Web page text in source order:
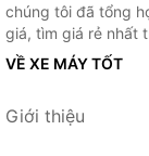
chúng tôi đã tổng
giá, tìm giá rẻ nhất
VỀ XE MÁY TỐT
Giới thiệu